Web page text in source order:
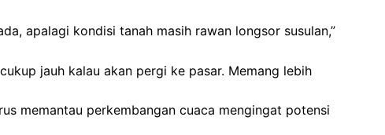
apalagi kondisi tanah masih rawan longsor susulan,”
jauh kalau akan pergi ke pasar. Memang lebih
memantau perkembangan cuaca mengingat potensi